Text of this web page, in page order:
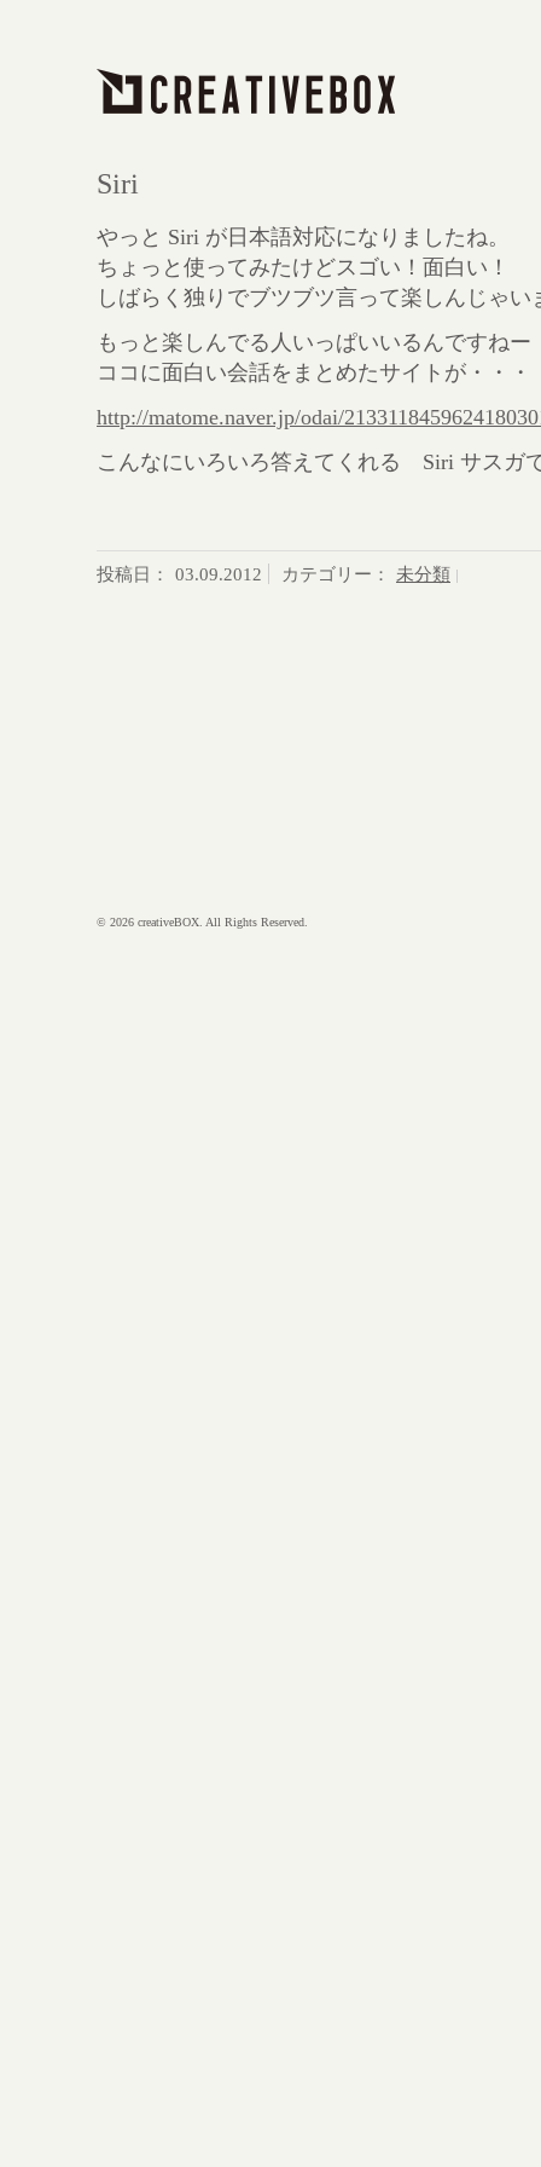
Siri
やっと Siri が日本語対応になりましたね。
ちょっと使ってみたけどスゴい！面白い！
しばらく独りでブツブツ言って楽しんじゃい
もっと楽しんでる人いっぱいいるんですねー
ココに面白い会話をまとめたサイトが・・・
http://matome.naver.jp/odai/
こんなにいろいろ答えてくれる Siri サスガ
投稿日： 03.09.2012 カテゴリー： 未分類
© 2026 creativeBOX. All Rights Reserved.